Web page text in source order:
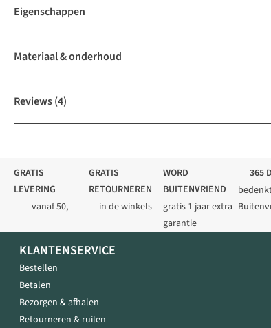
Eigenschappen
Materiaal & onderhoud
Reviews(4)
GRATIS
LEVERING
vanaf 50,-
GRATIS
RETOURNEREN
in de winkels
WORD
BUITENVRIEND
gratis 1 jaar extra
garantie
365
KLANTENSERVICE
Bestellen
Betalen
Bezorgen & afhalen
Retourneren & ruilen